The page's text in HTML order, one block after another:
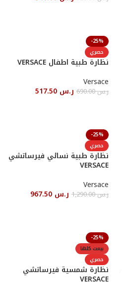
-25%
حصري
نظارة طبية اطفال VERSACE
Versace
ر.س690.00 ر.س
-25%
حصري
نظارة طبية نسائي فيرساتشي
VERSACE
Versace
ر.س1,290.00 ر.س
-25%
بيعت كلها
حصري
نظارة شمسية فيرساتشي
VERSACE